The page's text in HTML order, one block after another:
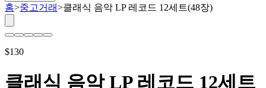
홈>중고거래>클래식 음악 LP 레코드 12세트(48장)
$130
클래식 음악 LP 레코드 12세트